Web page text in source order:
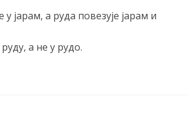
јарам, а руда повезује јарам и
а не у рудо.